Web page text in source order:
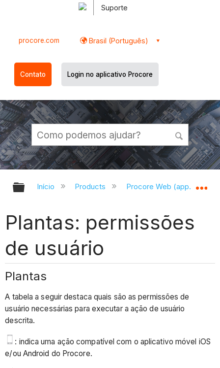
Suporte
procore.com Brasil (Português)
Contato Login no aplicativo Procore
Expandir/recolher hierarquia
Início Products Procore Web
Plantas: permissões
de usuário
Plantas
A tabela a seguir destaca quais são as permissões de
usuário necessárias para executar a ação de usuário
descrita.
: indica uma ação compatível com o aplicativo móvel iOS
e/ou Android do Procore.